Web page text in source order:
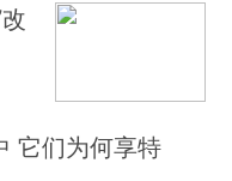
它们为何享特